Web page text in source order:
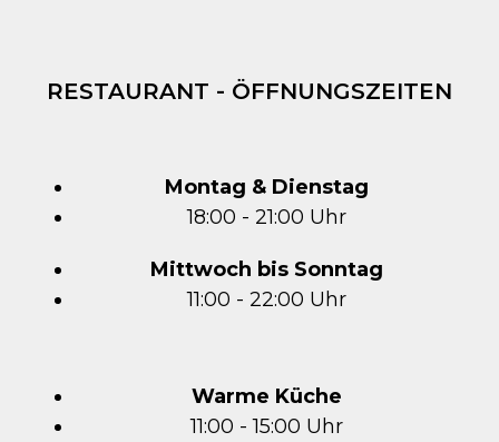
RESTAURANT - ÖFFNUNGSZEITEN
Montag & Dienstag
18:00 - 21:00 Uhr
Mittwoch bis Sonntag
11:00 - 22:00 Uhr
Warme Küche
11:00 - 15:00 Uhr